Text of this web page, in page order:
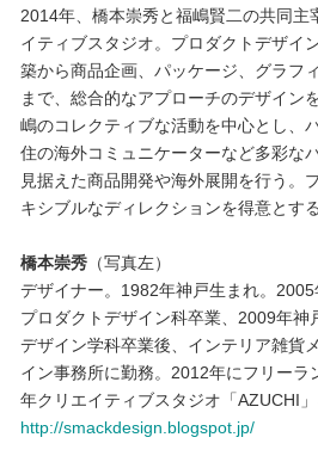
2014年、橋本崇秀と福嶋賢二の共同主
イティブスタジオ。プロダクトデザイ
築から商品企画、パッケージ、グラフ
まで、総合的なアプローチのデザイン
嶋のコレクティブな活動を中心とし、
住の海外コミュニケーターなど多彩な
見据えた商品開発や海外展開を行う。
キシブルなディレクションを得意とする
橋本崇秀（写真左）
デザイナー。1982年神戸生まれ。
プロダクトデザイン科卒業、2009年神
デザイン学科卒業後、インテリア雑貨
イン事務所に勤務。2012年にフリーラ
年クリエイティブスタジオ「AZUCHI」
http://smackdesign.blogspot.jp/